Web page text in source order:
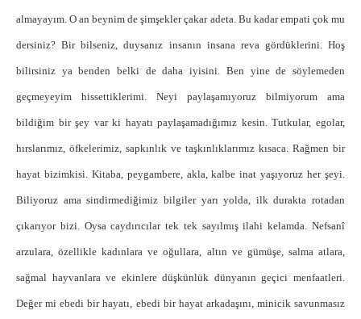
almayayım. O an beynim de şimşekler çakar adeta. Bu kadar empati çok mu
dersiniz? Bir bilseniz, duysanız insanın insana reva gördüklerini. Hoş
bilirsiniz ya benden belki de daha iyisini. Ben yine de söylemeden
geçmeyeyim hissettiklerimi. Neyi paylaşamıyoruz bilmiyorum ama
bildiğim bir şey var ki hayatı paylaşamadığımız kesin. Tutkular, egolar,
hırslarımız, öfkelerimiz, sapkınlık ve taşkınlıklarımız kısaca. Rağmen bir
hayat bizimkisi. Kitaba, peygambere, akla, kalbe inat yaşıyoruz her şeyi.
Biliyoruz ama sindirmediğimiz bilgiler yarı yolda, ilk durakta rotadan
çıkarıyor bizi. Oysa caydırıcılar tek tek sayılmış ilahi kelamda. Nefsanî
arzulara, özellikle kadınlara ve oğullara, altın ve gümüşe, salma atlara,
sağmal hayvanlara ve ekinlere düşkünlük dünyanın geçici menfaatleri.
Değer mi ebedi bir hayatı, ebedi bir hayat arkadaşını, minicik savunmasız